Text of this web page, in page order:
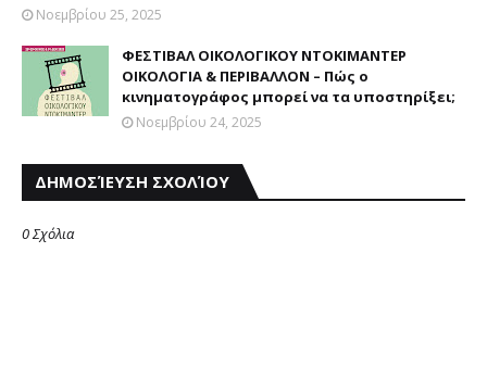
Νοεμβρίου 25, 2025
ΦΕΣΤΙΒΑΛ ΟΙΚΟΛΟΓΙΚΟΥ ΝΤΟΚΙΜΑΝΤΕΡ
ΟΙΚΟΛΟΓΙΑ & ΠΕΡΙΒΑΛΛΟΝ – Πώς ο
κινηματογράφος μπορεί να τα υποστηρίξει;
Νοεμβρίου 24, 2025
ΔΗΜΟΣΊΕΥΣΗ ΣΧΟΛΊΟΥ
0 Σχόλια